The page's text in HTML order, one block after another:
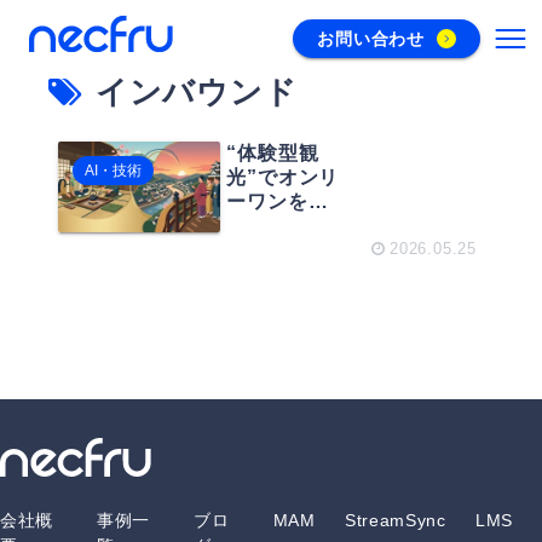
お問い合わせ
インバウンド
AI・技術
“体験型観
光”でオンリ
ーワンを作
2026.05.25
会社概
事例一
ブロ
MAM StreamSync LMS